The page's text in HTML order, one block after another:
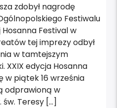
zdobył nagrodę
Festiwalu
Festival w
tej imprezy odbył
w tamtejszym
XXIX edycja Hosanna
w piątek 16 września
odprawioną w
Teresy […]